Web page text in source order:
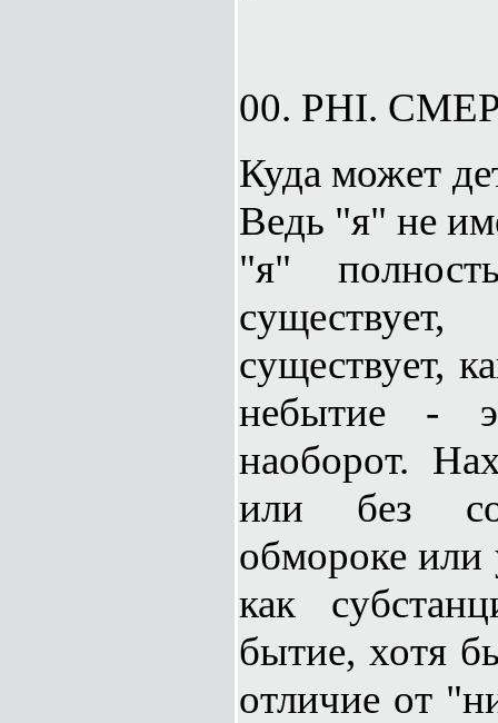
00. PHI.
Куда может
Ведь "я" не
"я"
существует,
небытие -
наоборот.
или без
обмороке или
как
бытие, хотя
отличие от